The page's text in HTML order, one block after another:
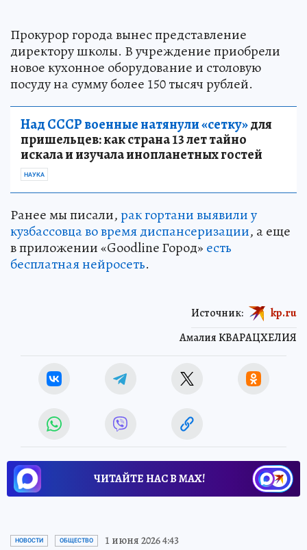
Прокурор города вынес представление
директору школы. В учреждение приобрели
новое кухонное оборудование и столовую
посуду на сумму более 150 тысяч рублей.
Над СССР военные натянули «сетку»для
пришельцев: как страна 13 лет тайно
искала и изучала инопланетных гостей
НАУКА
Ранее мы писали,рак гортани выявили у
кузбассовца во время диспансеризации, а еще
в приложении «Goodline Город» есть
бесплатная нейросеть.
Амалия КВАРАЦХЕЛИЯ
Источник: kp.ru
ЧИТАЙТЕ НАС В МАХ!
НОВОСТИ ОБЩЕСТВО 1 июня 2026 4:43